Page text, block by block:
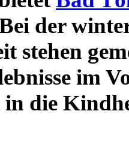
der
stehen
im
die